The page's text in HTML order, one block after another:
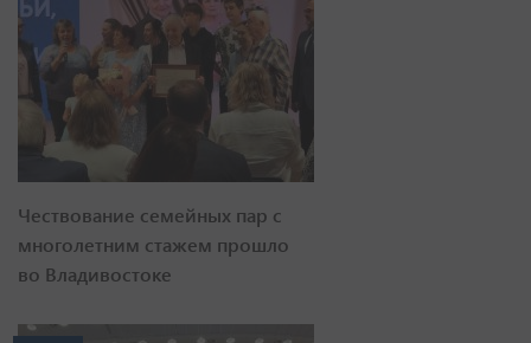
Чествование семейных пар с
многолетним стажем прошло
во Владивостоке